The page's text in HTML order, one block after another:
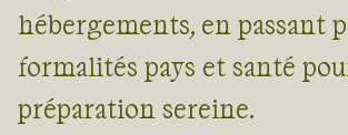
hébergements, en passant
formalités pays et santé
préparation sereine.